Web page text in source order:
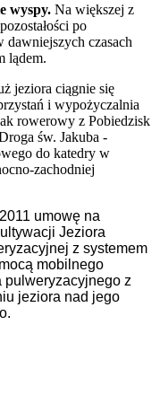
wyspy. Na większej z
po
dawniejszych czasach
lądem.
jeziora ciągnie się
i wypożyczalnia
rowerowy z Pobiedzisk
św. Jakuba -
do katedry w
zachodniej
umowę na
Jeziora
z systemem
mobilnego
pulweryzacyjnego z
jeziora nad jego